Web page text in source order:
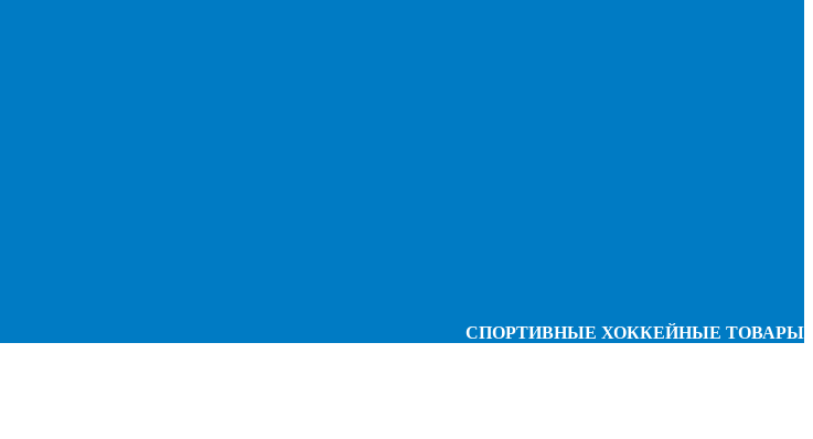
СПОРТИВНЫЕ ХОККЕЙНЫЕ ТОВАРЫ